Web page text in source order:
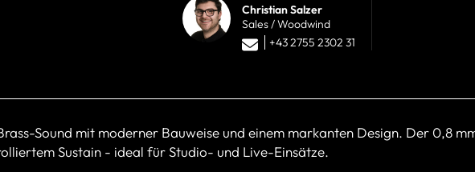
Christian Salzer
Sales / Woodwind
+43 2755 2302 31
Sound mit moderner Bauweise und einem markanten Design. Der 0,8
Sustain - ideal für Studio- und Live-Einsätze.